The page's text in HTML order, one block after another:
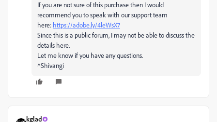
If you are not sure of this purchase then I would
recommend you to speak with our support team
here: https://adobe.ly/4leWsX7
Since this is a public forum, I may not be able to discuss the
details here.
Let me know if you have any questions.
^Shivangi
kglad